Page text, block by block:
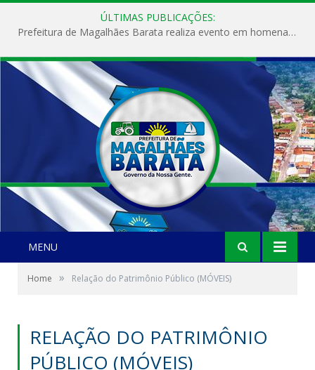
ÚLTIMAS PUBLICAÇÕES:
Prefeitura de Magalhães Barata realiza evento em homenagem ao Dia Internacional da Mulher
MENU
Home » Relação do Patrimônio Público (MÓVEIS)
RELAÇÃO DO PATRIMÔNIO
PÚBLICO (MÓVEIS)